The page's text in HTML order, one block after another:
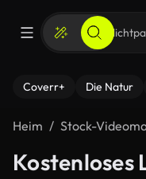
Coverr+ Die Natur
Heim Stock-